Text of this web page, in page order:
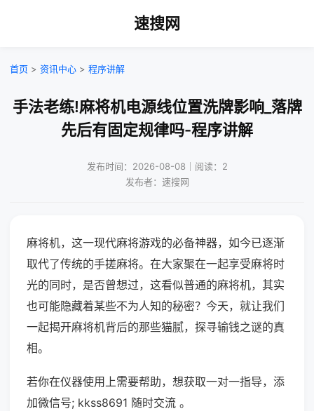
速搜网
首页 > 资讯中心 > 程序讲解
手法老练!麻将机电源线位置洗牌影响_落牌
先后有固定规律吗-程序讲解
发布时间：2026-08-08｜阅读：2
发布者：速搜网
麻将机，这一现代麻将游戏的必备神器，如今已逐渐
取代了传统的手搓麻将。在大家聚在一起享受麻将时
光的同时，是否曾想过，这看似普通的麻将机，其实
也可能隐藏着某些不为人知的秘密？今天，就让我们
一起揭开麻将机背后的那些猫腻，探寻输钱之谜的真
相。
若你在仪器使用上需要帮助，想获取一对一指导，添
加微信号; kkss8691 随时交流 。